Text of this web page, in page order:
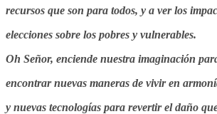
recursos que son para todos, y a ver los
elecciones sobre los pobres y vulnerables.
Oh Señor, enciende nuestra imaginación
encontrar nuevas maneras de vivir en
y nuevas tecnologías para revertir el daño